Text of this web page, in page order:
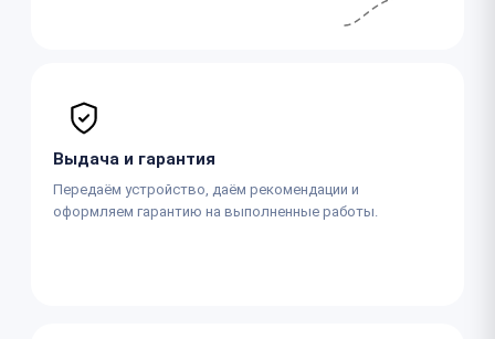
Выдача и гарантия
Передаём устройство, даём рекомендации и
оформляем гарантию на выполненные работы.